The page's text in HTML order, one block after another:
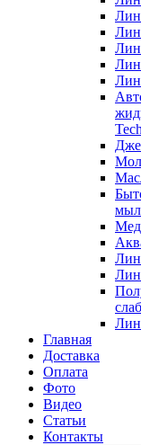
Главная
Доставка
Оплата
Фото
Видео
Статьи
Контакты